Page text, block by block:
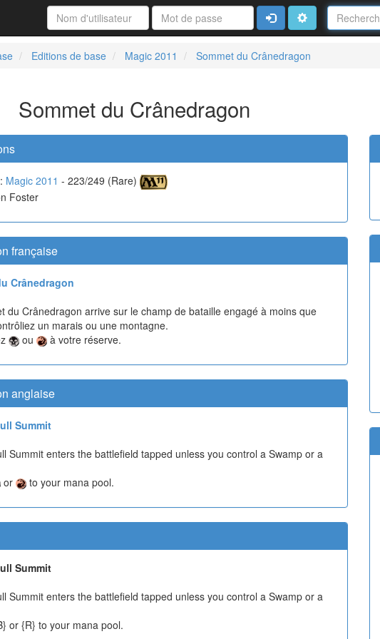
Nom
de
la
ConnexionAvancé
Editions de base Magic 2011 Sommet du Crânedragon
Sommet du Crânedragon
Magic 2011 - 223/249 (Rare)
Foster
française
Crânedragon
du Crânedragon arrive sur le champ de bataille engagé à moins que
un marais ou une montagne.
ou à votre réserve.
anglaise
Summit
Summit enters the battlefield tapped unless you control a Swamp or a
or to your mana pool.
Summit
Summit enters the battlefield tapped unless you control a Swamp or a
or {R} to your mana pool.